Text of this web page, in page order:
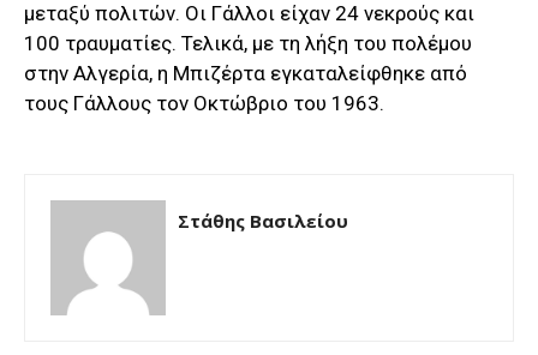
μεταξύ πολιτών. Οι Γάλλοι είχαν 24 νεκρούς και
100 τραυματίες. Τελικά, με τη λήξη του πολέμου
στην Αλγερία, η Μπιζέρτα εγκαταλείφθηκε από
τους Γάλλους τον Οκτώβριο του 1963.
Στάθης Βασιλείου